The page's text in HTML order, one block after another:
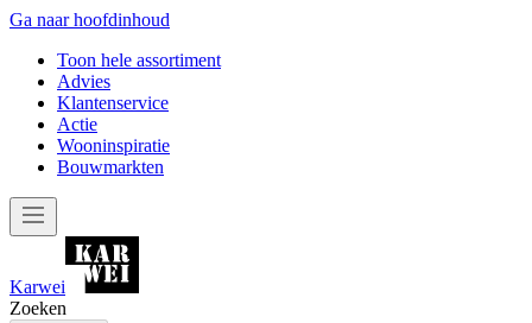
Ga naar hoofdinhoud
Toon hele assortiment
Advies
Klantenservice
Actie
Wooninspiratie
Bouwmarkten
Karwei
Zoeken